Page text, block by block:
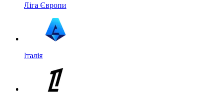
Ліга Європи
Італія